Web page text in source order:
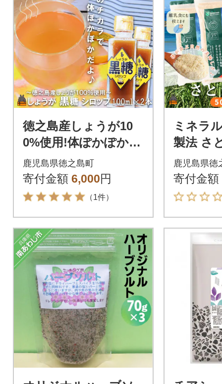
徳之島産しょうが10
0%使用!体ぽかぽか!
しょうが黒糖シロッ
プ(100ml×2本)
鹿児島県徳之島町
寄付金額 6,000円
（1件）
ミネラ
製法 さ
焚糖(す
g×3袋)
鹿児島県徳
寄付金額